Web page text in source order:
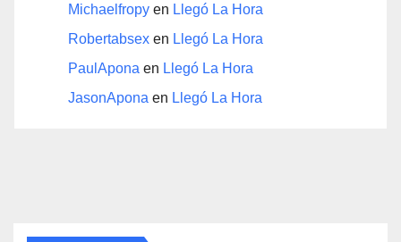
Michaelfropy en Llegó La Hora
Robertabsex en Llegó La Hora
PaulApona en Llegó La Hora
JasonApona en Llegó La Hora